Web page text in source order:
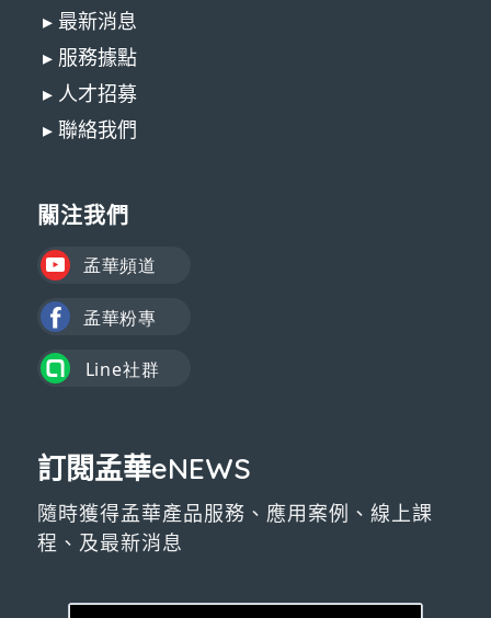
▸ 最新消息
▸ 服務據點
▸ 人才招募
▸ 聯絡我們
關注我們
訂閱孟華eNEWS
隨時獲得孟華產品服務、應用案例、線上課
程、及最新消息